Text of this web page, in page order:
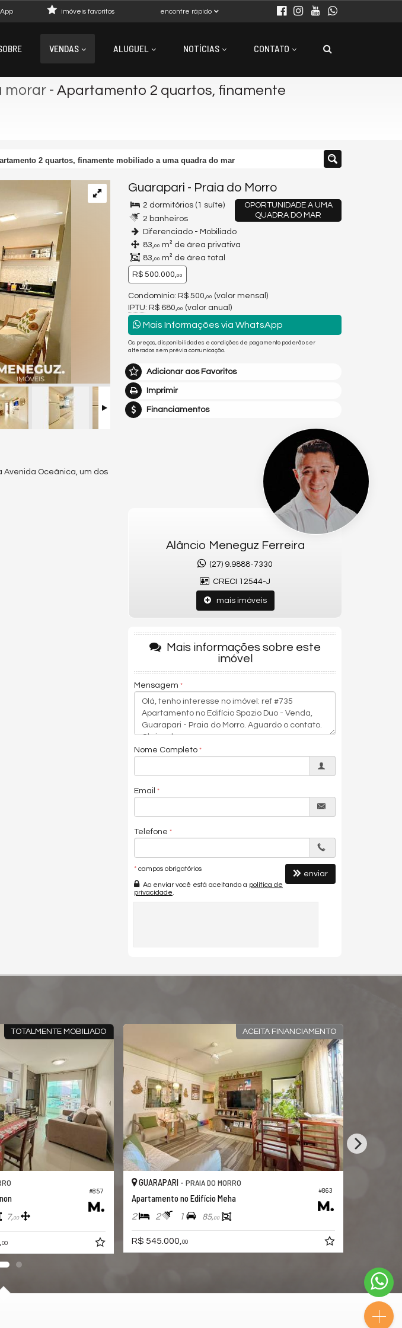
encontre rápido
imóveis favoritos
VENDAS ALUGUEL NOTÍCIAS CONTATO
morar - Apartamento 2 quartos, finamente
2 quartos, finamente mobiliado a uma quadra do mar
Oceânica, um dos
Guarapari - Praia do Morro
OPORTUNIDADE A UMA
QUADRA DO MAR
2 dormitórios (1 suíte)
2 banheiros
Diferenciado - Mobiliado
83,00 m² de área privativa
83,00 m² de área total
R$ 500.000,00
Condomínio: R$ 500, 00 (valor mensal)
IPTU: R$ 680, 00 (valor anual)
Mais Informações via WhatsApp
Os preços, disponibilidades e condições de pagamento poderão ser
alterados sem prévia comunicação.
Adicionar aos Favoritos
Imprimir
Financiamentos
Alâncio Meneguz Ferreira
(27) 9.9888-7330
CRECI 12544-J
mais imóveis
Mais informações sobre este
imóvel
Mensagem
Nome Completo
Email
Telefone
* campos obrigatórios
Ao enviar você está aceitando a política de
privacidade
enviar
ACEITA PARCELAMENTO DIRETO
MORRO
Ilhas Fiji
00 70,
COM LAZER E VISTA MAR
GUARAPARI -PRAIA DO MORRO
2 2 1 76,
R$ 630.000